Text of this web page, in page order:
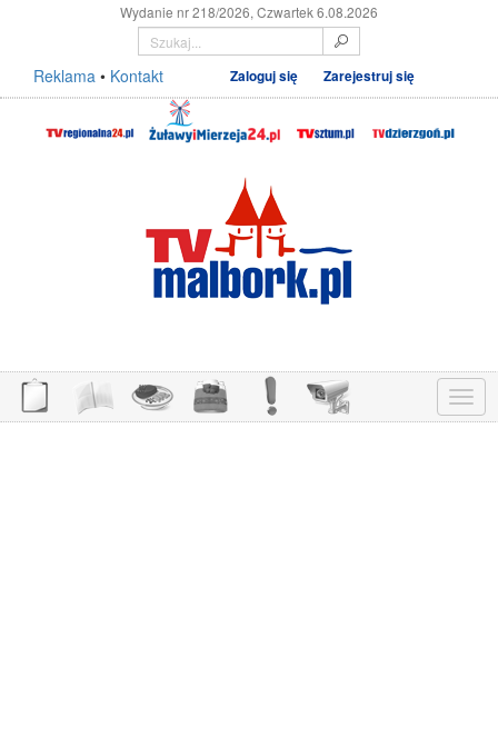
Wydanie nr 218/2026, Czwartek 6.08.2026
Reklama • Kontakt Zaloguj się Zarejestruj się
Menu